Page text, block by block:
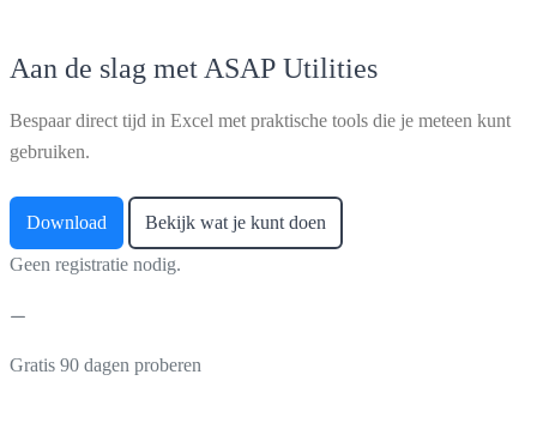
Aan de slag met ASAP Utilities
Bespaar direct tijd in Excel met praktische tools die je meteen kunt
gebruiken.
Download Bekijk wat je kunt doen
Geen registratie nodig.
Gratis 90 dagen proberen